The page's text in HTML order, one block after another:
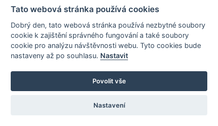
Zobrazit vizitku porotce
Ray Prosek
člen poroty
Tato webová stránka používá cookies
Dobrý den, tato webová stránka používá nezbytné soubory
cookie k zajištění správného fungování a také soubory
cookie pro analýzu návštěvnosti webu. Tyto cookies bude
nastaveny až po souhlasu. Nastavit
Povolit vše
Nastavení